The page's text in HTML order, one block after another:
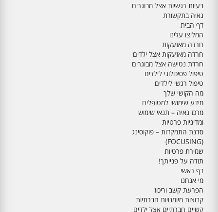
בעיות רגשיות אצל מבוגרים
גאיה בתקשורת
דף הבית
המליצו עלינו
חרדה מאזעקות
חרדה מאזעקות אצל ילדים
חרדת נטישה אצל מבוגרים
טיפול פסיכולוגי לילדים
טיפול רגשי לילדים
מה הקושי שלך
מידע שימושי למטופלים
מרכז גאיה – תנאי שימוש
ומדיניות פרטיות
סדנת התמקדות – פוקוסינג
(FOCUSING)
שמירת פרטיות
תודה על פנייתך!
דף ראשי
מי אנחנו
הפרעת קשב וריכוז
קבוצות מיומנויות חברתיות
קשיים חברתיים אצל ילדים